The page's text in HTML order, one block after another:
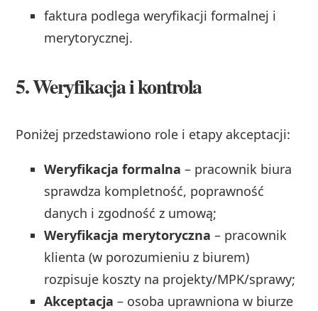
faktura podlega weryfikacji formalnej i
merytorycznej.
5. Weryfikacja i kontrola
Poniżej przedstawiono role i etapy akceptacji:
Weryfikacja formalna – pracownik biura
sprawdza kompletność, poprawność
danych i zgodność z umową;
Weryfikacja merytoryczna – pracownik
klienta (w porozumieniu z biurem)
rozpisuje koszty na projekty/MPK/sprawy;
Akceptacja – osoba uprawniona w biurze